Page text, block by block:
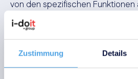
Zustimmung Details
von den spezifischen Funktionen
Unternehmen benötigt. Eine
ISMS-Software ermöglicht es,
kontinuierlich zu überwachen